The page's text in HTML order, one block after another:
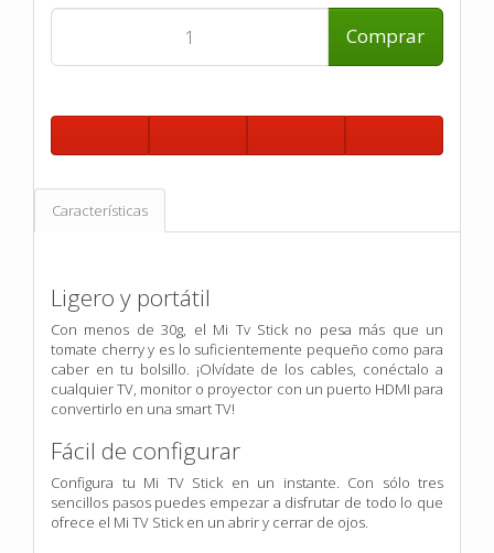
Comprar
Características
Ligero y portátil
Con menos de 30g, el Mi Tv Stick no pesa más que un
tomate cherry y es lo suficientemente pequeño como para
caber en tu bolsillo. ¡Olvídate de los cables, conéctalo a
cualquier TV, monitor o proyector con un puerto HDMI para
convertirlo en una smart TV!
Fácil de configurar
Configura tu Mi TV Stick en un instante. Con sólo tres
sencillos pasos puedes empezar a disfrutar de todo lo que
ofrece el Mi TV Stick en un abrir y cerrar de ojos.